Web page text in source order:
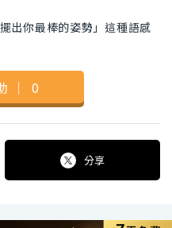
你最棒的姿勢」這種語感
｜ 0
分享